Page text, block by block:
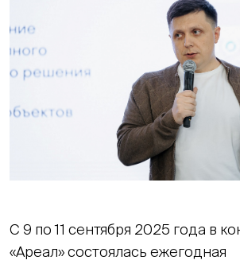
С 9 по 11 сентября 2025 года в
«Ареал» состоялась ежегодная